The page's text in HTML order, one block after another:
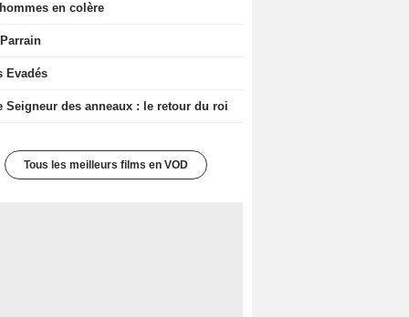
en colère
Evadés
Seigneur des anneaux : le retour du roi
Tous les meilleurs films en VOD